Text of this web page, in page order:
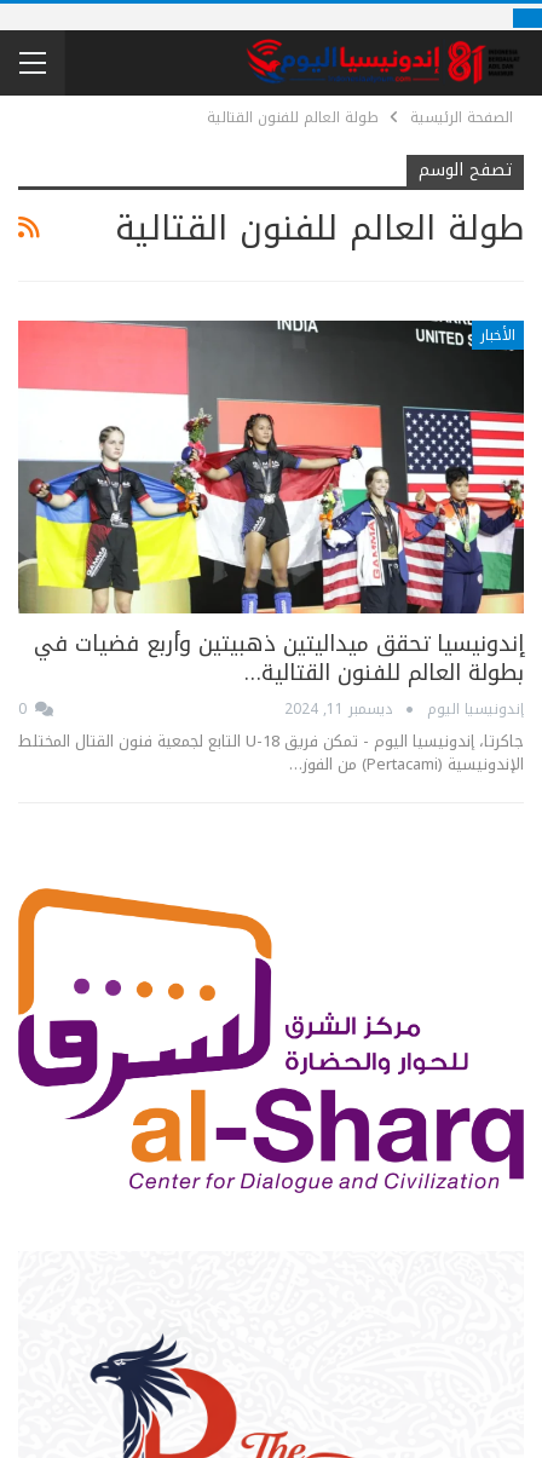
الصفحة الرئيسية طولة العالم للفنون القتالية
تصفح الوسم
طولة العالم للفنون القتالية
الأخبار
إندونيسيا تحقق ميداليتين ذهبيتين وأربع فضيات في
بطولة العالم للفنون القتالية…
إندونيسيا اليوم ديسمبر 11, 2024
جاكرتا، إندونيسيا اليوم - تمكن فريق U-18 التابع لجمعية فنون القتال المختلط
الإندونيسية (Pertacami) من الفوز…